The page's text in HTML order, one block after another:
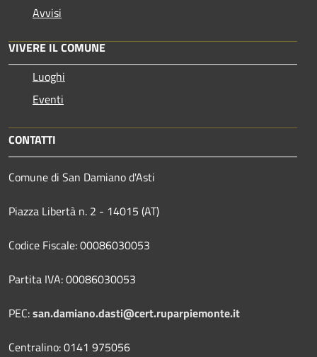
Avvisi
VIVERE IL COMUNE
Luoghi
Eventi
CONTATTI
Comune di San Damiano d'Asti
Piazza Libertà n. 2 - 14015 (AT)
Codice Fiscale: 00086030053
Partita IVA: 00086030053
PEC:san.damiano.dasti@cert.ruparpiemonte.it
Centralino: 0141 975056